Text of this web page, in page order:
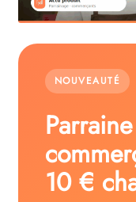
NOUVEAUTÉ
10 €